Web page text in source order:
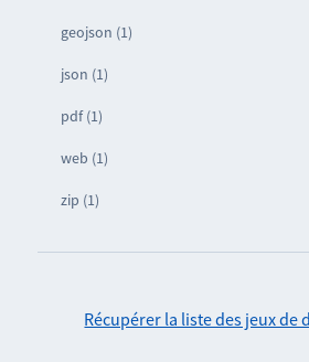
geojson (1)
json (1)
pdf (1)
web (1)
zip (1)
Récupérer la liste des jeux de